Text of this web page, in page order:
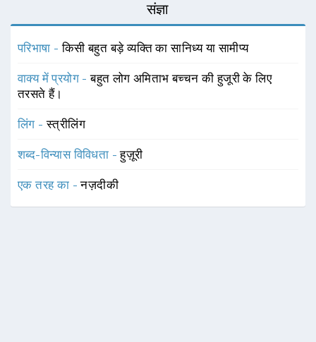
संज्ञा
परिभाषा -किसी बहुत बड़े व्यक्ति का सानिध्य या सामीप्य
वाक्य में प्रयोग -बहुत लोग अमिताभ बच्चन की हुजूरी के लिए
तरसते हैं।
लिंग -स्त्रीलिंग
शब्द-विन्यास विविधता -हुज़ूरी
एक तरह का -नज़दीकी